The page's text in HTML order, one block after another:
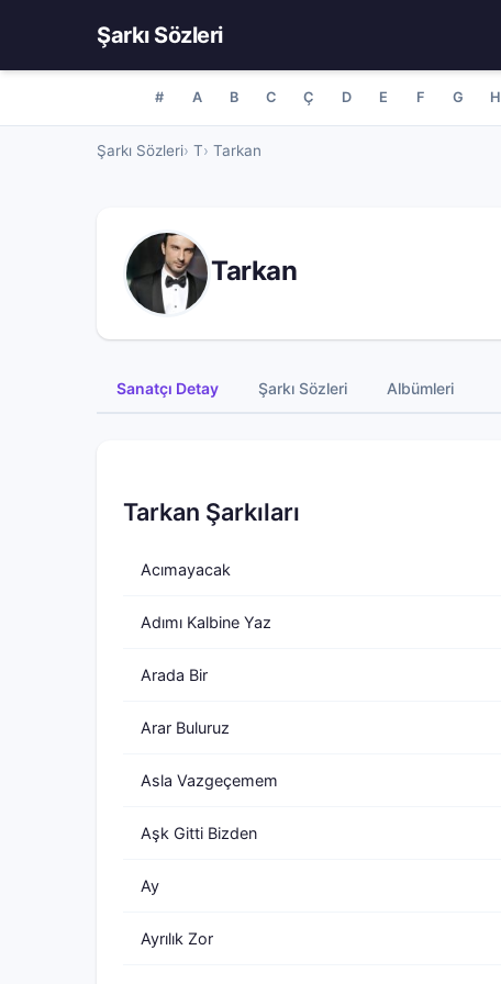
Şarkı Sözleri
# A B C Ç D E F G H
Şarkı Sözleri T Tarkan
Tarkan
Sanatçı Detay Şarkı Sözleri Albümleri
Tarkan Şarkıları
Acımayacak
Adımı Kalbine Yaz
Arada Bir
Arar Buluruz
Asla Vazgeçemem
Aşk Gitti Bizden
Ay
Ayrılık Zor